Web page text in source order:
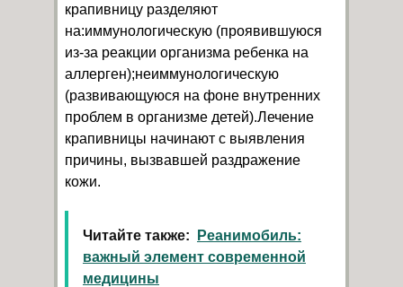
крапивницу разделяют
на:иммунологическую (проявившуюся
из-за реакции организма ребенка на
аллерген);неиммунологическую
(развивающуюся на фоне внутренних
проблем в организме детей).Лечение
крапивницы начинают с выявления
причины, вызвавшей раздражение
кожи.
Читайте также:
Реанимобиль:
важный элемент современной
медицины